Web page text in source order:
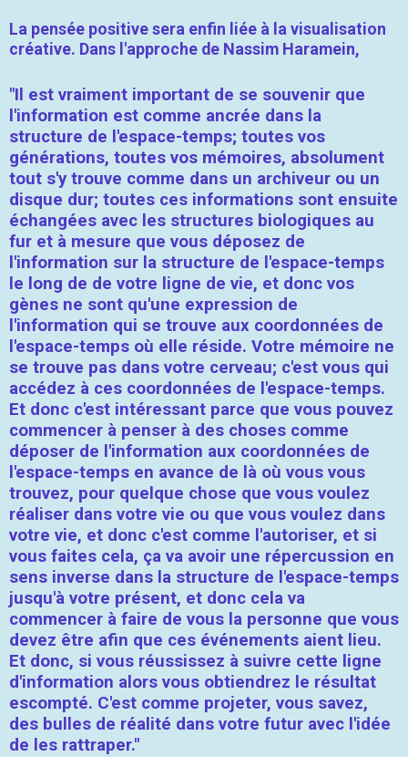
La pensée positive sera enfin liée à la visualisation
créative. Dans l'approche de Nassim Haramein,
"I l est vraiment important de se souvenir que
l'information est comme ancrée dans la
structure de l'espace-temps; toutes vos
générations, toutes vos mémoires, absolument
tout s'y trouve comme dans un archiveur ou un
disque dur; toutes ces informations sont ensuite
échangées avec les structures biologiques au
fur et à mesure que vous déposez de
l'information sur la structure de l'espace-temps
le long de de votre ligne de vie, et donc vos
gènes ne sont qu'une expression de
l'information qui se trouve aux coordonnées de
l'espace-temps où elle réside. Votre mémoire ne
se trouve pas dans votre cerveau; c'est vous qui
accédez à ces coordonnées de l'espace-temps.
Et donc c'est intéressant parce que vous pouvez
commencer à penser à des choses comme
déposer de l'information aux coordonnées de
l'espace-temps en avance de là où vous vous
trouvez, pour quelque chose que vous voulez
réaliser dans votre vie ou que vous voulez dans
votre vie, et donc c'est comme l'autoriser, et si
vous faites cela, ça va avoir une répercussion en
sens inverse dans la structure de l'espace-temps
jusqu'à votre présent, et donc cela va
commencer à faire de vous la personne que vous
devez être afin que ces événements aient lieu.
Et donc, si vous réussissez à suivre cette ligne
d'information alors vous obtiendrez le résultat
escompté. C'est comme projeter, vous savez,
des bulles de réalité dans votre futur avec l'idée
de les rattraper."